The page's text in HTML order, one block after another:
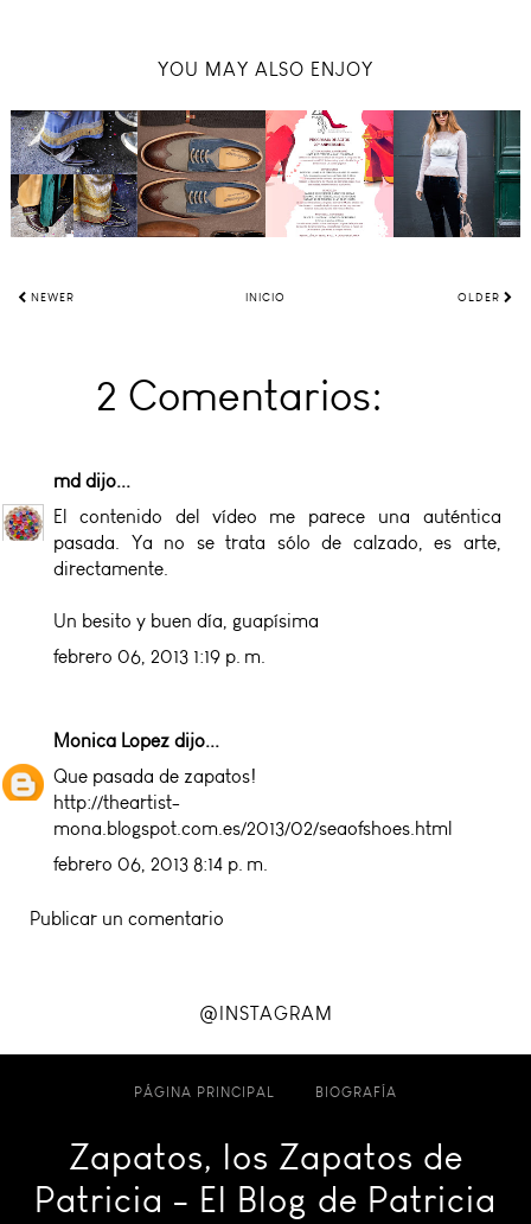
YOU MAY ALSO ENJOY
NEWER INICIO OLDER
2 Comentarios:
md dijo...
El contenido del vídeo me parece una auténtica
pasada. Ya no se trata sólo de calzado, es arte,
directamente.
Un besito y buen día, guapísima
febrero 06, 2013 1:19 p. m.
Monica Lopez dijo...
Que pasada de zapatos!
http://theartist-
mona.blogspot.com.es/2013/02/seaofshoes.html
febrero 06, 2013 8:14 p. m.
Publicar un comentario
@INSTAGRAM
PÁGINA PRINCIPAL BIOGRAFÍA
Zapatos, los Zapatos de
Patricia - El Blog de Patricia